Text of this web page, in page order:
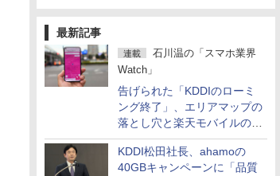
最新記事
連載
石川温の「スマホ業界
Watch」
告げられた「KDDIのローミ
ング終了」、エリアマップの
落とし穴と楽天モバイルの課
題
KDDI松田社長、ahamoの
40GBキャンペーンに「品質